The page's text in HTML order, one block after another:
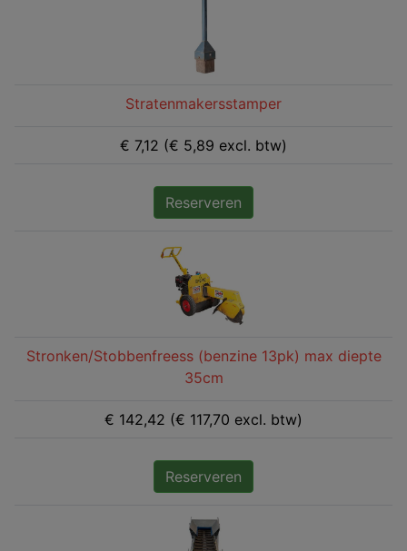
Stratenmakersstamper
€ 7,12 (€ 5,89 excl. btw)
Reserveren
Stronken/Stobbenfreess (benzine 13pk) max diepte
35cm
€ 142,42 (€ 117,70 excl. btw)
Reserveren